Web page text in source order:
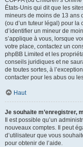
États-Unis qui dit que les
mineurs de moins de 13 ans
(ou d’un tuteur légal) pour la
d’identifier un mineur de
s’applique à vous, lorsque
votre place, contactez un
phpBB Limited et les
conseils juridiques et ne
de toutes sortes, à
contacter pour les abus ou
Haut
Je souhaite m’enregistrer,
Il est possible qu’un
nouveaux comptes. Il peut
d’utilisateur que vous
pour obtenir de l’aide.